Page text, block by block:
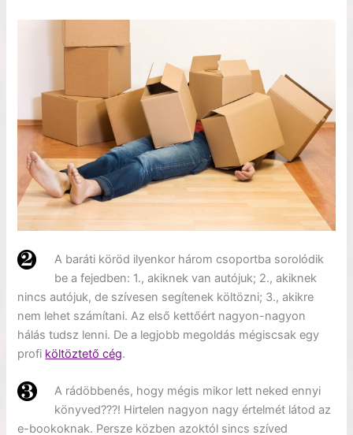
A baráti köröd ilyenkor három csoportba sorolódik
be a fejedben: 1., akiknek van autójuk; 2., akiknek
nincs autójuk, de szívesen segítenek költözni; 3., akikre
nem lehet számítani. Az első kettőért nagyon-nagyon
hálás tudsz lenni. De a legjobb megoldás mégiscsak egy
profi költöztető cég.
A rádöbbenés, hogy mégis mikor lett neked ennyi
könyved???! Hirtelen nagyon nagy értelmét látod az
e-bookoknak. Persze közben azoktól sincs szíved